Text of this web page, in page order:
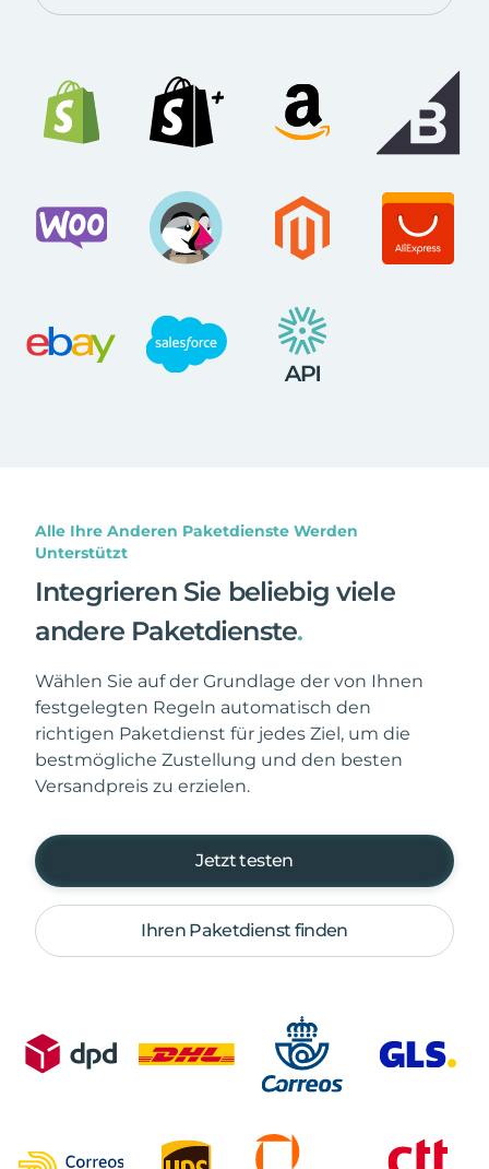
Alle Ihre Anderen Paketdienste Werden
Unterstützt
Integrieren Sie beliebig viele
andere Paketdienste.
Wählen Sie auf der Grundlage der von Ihnen
festgelegten Regeln automatisch den
richtigen Paketdienst für jedes Ziel, um die
bestmögliche Zustellung und den besten
Versandpreis zu erzielen.
Jetzt testen
Ihren Paketdienst finden